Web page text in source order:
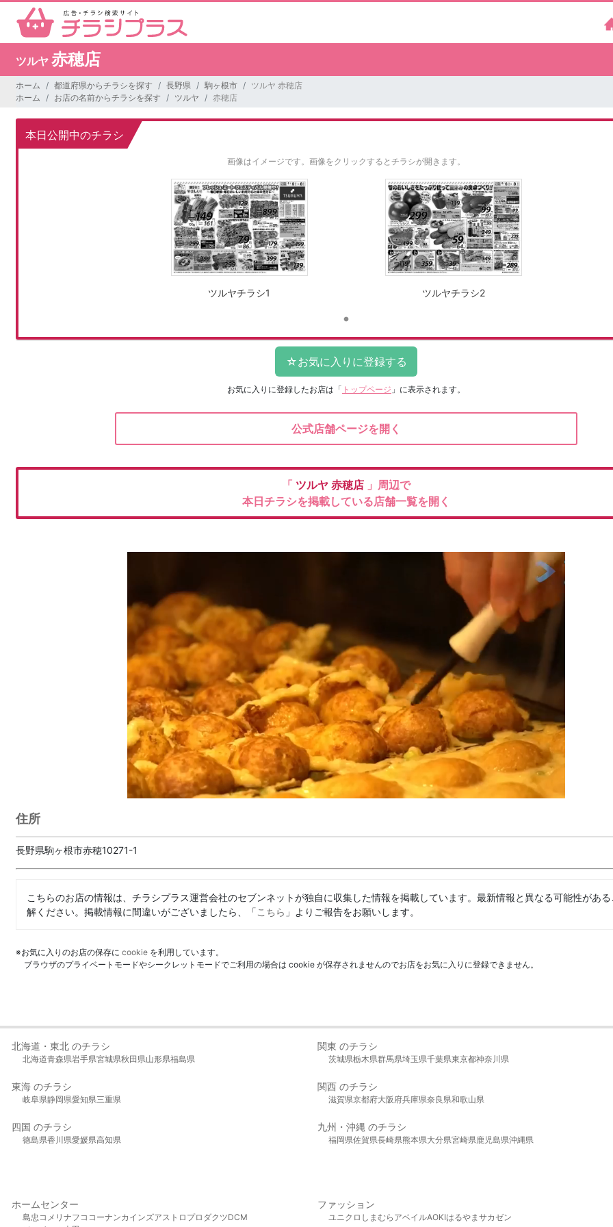
ツルヤ 赤穂店
ホーム 都道府県からチラシを探す 長野県 駒ヶ根市
ツルヤ 赤穂店
ホーム
お店の名前からチラシを探す ツルヤ 赤穂店
本日公開中のチラシ
画像はイメージです。 画像をクリックするとチラシが開きます。
ツルヤチラシ1 ツルヤチラシ2
お気に入りに登録したお店は 「 トップページ 」に表示されます。
公式店舗ページを開く
「 ツルヤ 赤穂店 」周辺で
本日チラシを掲載している店舗一覧を開く
住所
長野県駒ヶ根市赤穂10271-1
こちらのお店の情報は、チラシプラス運営会社のセブンネットが独自に収集した情報を掲載しています。最新情報と異なる可能性があ
解ください。掲載情報に間違いがございましたら、「こちら 」よりご報告をお願いします。
※お気に入りのお店の保存に cookie を利用しています。
ブラウザのプライベートモードやシークレットモードでご利用の場合は cookie が保存されませんのでお店をお気に入りに登録できません。
北海道・東北 のチラシ
北海道青森県岩手県宮城県秋田県山形県福島県
関東 のチラシ
茨城県栃木県群馬県埼玉県千葉県東京都神奈川県
東海 のチラシ
岐阜県静岡県愛知県三重県
関西 のチラシ
滋賀県京都府大阪府兵庫県奈良県和歌山県
四国 のチラシ
徳島県香川県愛媛県高知県
九州・沖縄 のチラシ
福岡県佐賀県長崎県熊本県大分県宮崎県鹿児島県沖縄県
ホームセンター
島忠 コメリ ナフコ コーナンカインズアストロプロダクツDCM
ファッション
ユニクロ しまむら アベイルAOKIはるやま サカゼン